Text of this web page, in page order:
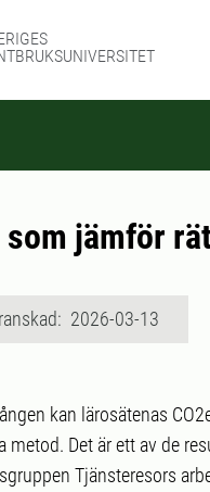
som jämför
2026-03-13
kan lärosätenas
metod. Det är ett av de
Tjänsteresors